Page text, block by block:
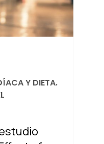
Y DIETA.